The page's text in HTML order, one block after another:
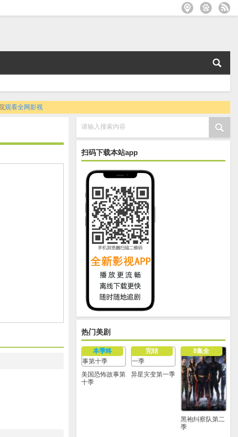
观看全网影视
请输入搜索内容
扫码下载本站app
热门美剧
本季终
美国恐怖故事第
十季
完结
异星灾变第一季
8集全
黑袍纠察队第二
季